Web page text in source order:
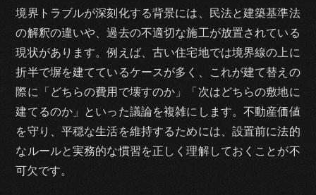
境界トラブルが深刻化する背景には、民法と建築基準法
の解釈の違いや、過去の不適切な施工が放置されている
現状があります。例えば、古い住宅地では境界線の上に
折半で塀を建てているケースが多く、これが建て替えの
際に「どちらの費用で壊すのか」「次はどちらの敷地に
建てるのか」といった議論を複雑にします。不動産価値
を守り、平穏な生活を維持するためには、設置前に法的
なルールと実務的な慣習を正しく理解しておくことが不
可欠です。